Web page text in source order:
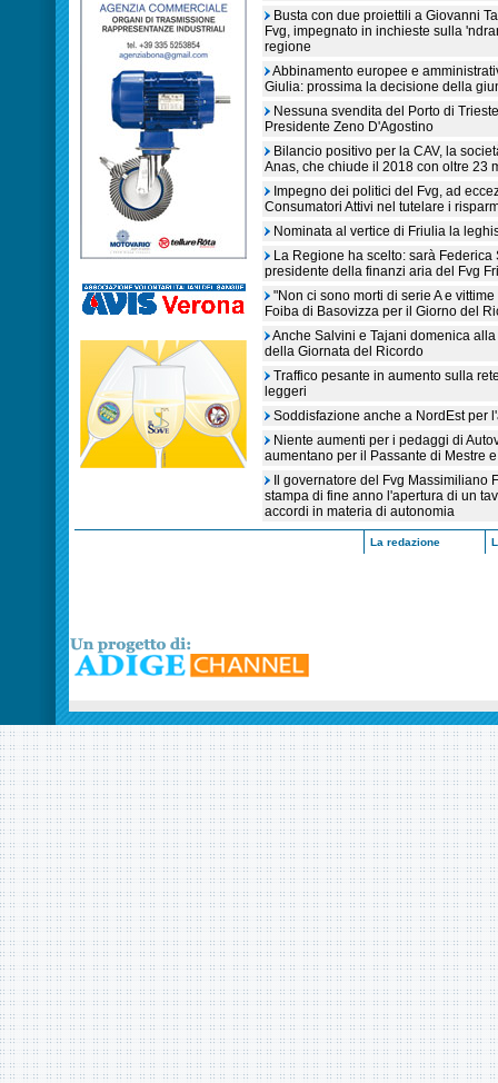
Busta con due proiettili a Giovanni
Fvg, impegnato in inchieste sulla
regione
Abbinamento europee e
Giulia: prossima la decisione della
Nessuna svendita del Porto di
Presidente Zeno D'Agostino
Bilancio positivo per la CAV, la
Anas, che chiude il 2018 con oltre 23
Impegno dei politici del Fvg, ad
Consumatori Attivi nel tutelare i
Nominata al vertice di Friulia la
La Regione ha scelto: sarà
presidente della finanzi aria del Fvg
"Non ci sono morti di serie A e
Foiba di Basovizza per il Giorno del
Anche Salvini e Tajani domenica
della Giornata del Ricordo
Traffico pesante in aumento sulla
leggeri
Soddisfazione anche a NordEst per
Niente aumenti per i pedaggi di
aumentano per il Passante di Mestre
Il governatore del Fvg
stampa di fine anno l'apertura di un
accordi in materia di autonomia
La redazione